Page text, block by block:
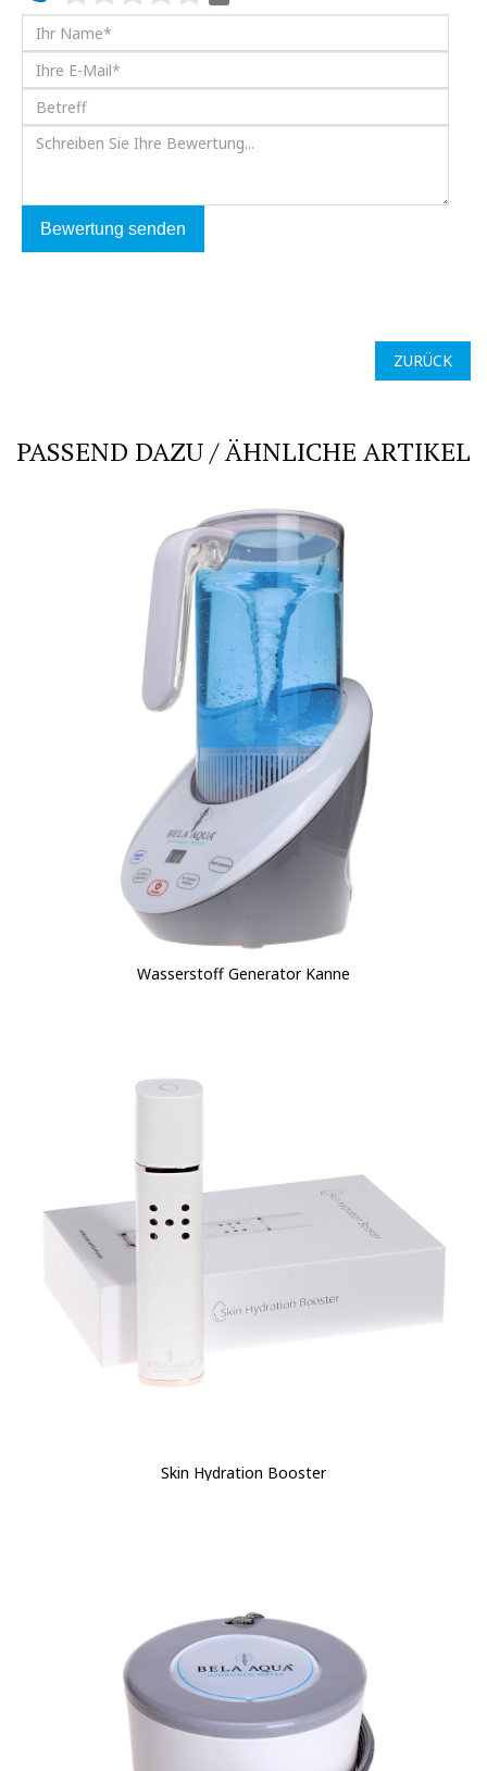
Bewertung senden
ZURÜCK
PASSEND DAZU / ÄHNLICHE ARTIKEL
Wasserstoff Generator Kanne
Skin Hydration Booster